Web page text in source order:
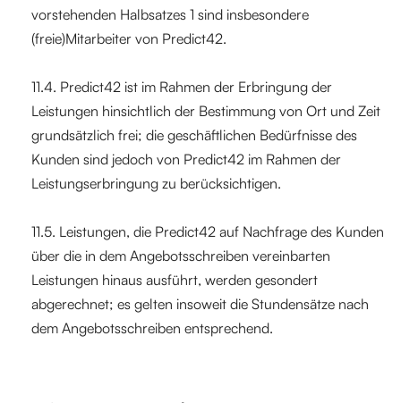
vorstehenden Halbsatzes 1 sind insbesondere
(freie)Mitarbeiter von Predict42.
11.4. Predict42 ist im Rahmen der Erbringung der
Leistungen hinsichtlich der Bestimmung von Ort und Zeit
grundsätzlich frei; die geschäftlichen Bedürfnisse des
Kunden sind jedoch von Predict42 im Rahmen der
Leistungserbringung zu berücksichtigen.
11.5. Leistungen, die Predict42 auf Nachfrage des Kunden
über die in dem Angebotsschreiben vereinbarten
Leistungen hinaus ausführt, werden gesondert
abgerechnet; es gelten insoweit die Stundensätze nach
dem Angebotsschreiben entsprechend.